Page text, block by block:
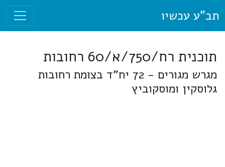
תב"ע עכשיו
תוכנית רח/750/א/60 רחובות
מגרש מגורים - 72 יח"ד בצומת רחובות
גלוסקין ומוסקוביץ